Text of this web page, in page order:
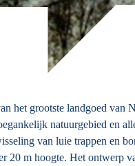
het grootste landgoed van
natuurgebied en
van luie trappen en
20 m hoogte. Het ontwerp